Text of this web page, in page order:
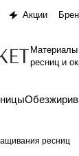
Акции
ресниц и
ресниц